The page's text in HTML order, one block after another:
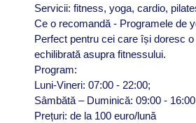
Servicii: fitness, yoga, cardio,
Ce o recomandă - Programele de
Perfect pentru cei care își doresc
echilibrată asupra fitnessului.
Program:
Luni-Vineri: 07:00 - 22:00;
Sâmbătă – Duminică: 09:00 - 16:00
Prețuri: de la 100 euro/lună